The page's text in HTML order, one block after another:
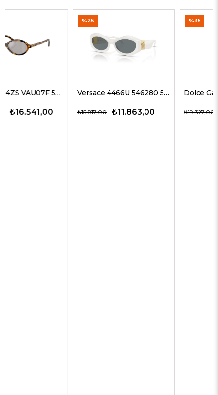
Versace 4466U 546280 54 G Kadın Güneş Gözlükleri
₺11.863,00
₺15.817,00
Dolce Gabbana 4469 501/87 59 G Kadın Güneş Gözlükleri
₺12.563,00
₺19.327,00